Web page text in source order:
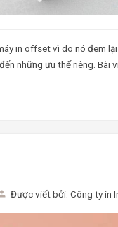
in offset vì do nó đem
những ưu thế riêng. Bài
Được viết bởi: Công ty in